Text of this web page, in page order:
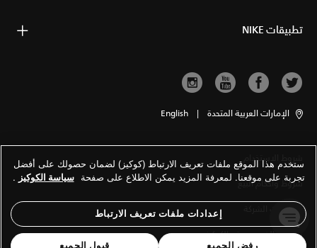
تطبيقات NIKE
الإمارات العربية المتحدة |
English
شروط الاستخدام
شروط وأحكام البيع
معلومات الشركة
سياسة الخصوصية والكوكيز
ستخدم هذا الموقع ملفات تعريف الارتباط (كوكيز) لضمان حصولك على أفضل
تجربة على موقعنا. لمعرفة المزيد يمكن الاطلاع على صفحة سياسة الكوكيز .
إعدادات ملفات تعريف الارتباط